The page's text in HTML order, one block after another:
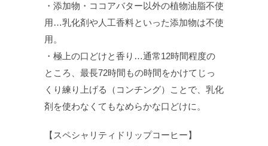
・添加物・ココアバター以外の植物油脂不使
用…乳化剤や人工香料といった添加物は不使
用。
・極上の口どけと香り…通常12時間程度の
ところ、最長72時間もの時間をかけてじっ
くり練り上げる（コンチング）ことで、乳化
剤を使わなくてもなめらかな口どけに。
【スペシャリティドリップコーヒー】